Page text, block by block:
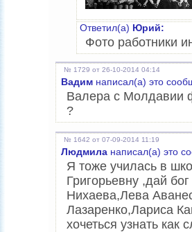
Ответил(а) Юрий:
Фото работники
№ 1729 от 26-10-2014 04:14
Вадим написал(а) это
Валера с Молдавии
?
№ 1642 от 07-09-2014 11:19
Людмила написал(а) это
Я тоже училась в
Григорьевну ,дай
Нихаева,Лева
Лазаренко,Лариса
хочеться узнать как